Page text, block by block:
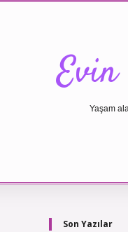
Evin
Yaşam
Son Yazılar